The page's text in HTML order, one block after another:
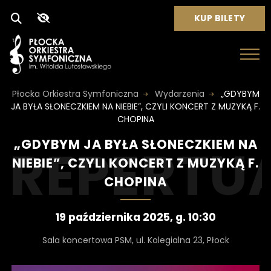
„GDYBYM
JA
BYŁA
SŁONECZKIEM
NA
NIEBIE”,
CZYLI
KONCERT
Pokaż
wyszukiwarkę
Pokaż
narzędzia
dostępności
KUP BILETYO
T
I
A
S
W
N
O
W
E
Płocka Orkiestra Symfoniczna Wydarzenia
„GDYBYM
JA BYŁA SŁONECZKIEM NA NIEBIE”, CZYLI KONCERT Z MUZYKĄ F.
CHOPINA
„GDYBYM JA BYŁA SŁONECZKIEM NA
NIEBIE”, CZYLI KONCERT Z MUZYKĄ F.
CHOPINA
Data
19 października 2025, g. 10:30
Miejsce
Sala koncertowa PSM, ul. Kolegialna 23, Płock